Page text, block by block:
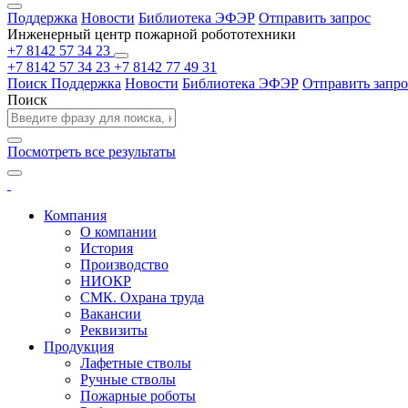
Поддержка Новости Библиотека ЭФЭР Отправить запрос
Инженерный центр пожарной робототехники
+7 8142 57 34 23
+7 8142 57 34 23 +7 8142 77 49 31
Поиск Поддержка Новости Библиотека ЭФЭР Отправить
Поиск
Посмотреть все результаты
Компания
О компании
История
Производство
НИОКР
СМК. Охрана труда
Вакансии
Реквизиты
Продукция
Лафетные стволы
Ручные стволы
Пожарные роботы